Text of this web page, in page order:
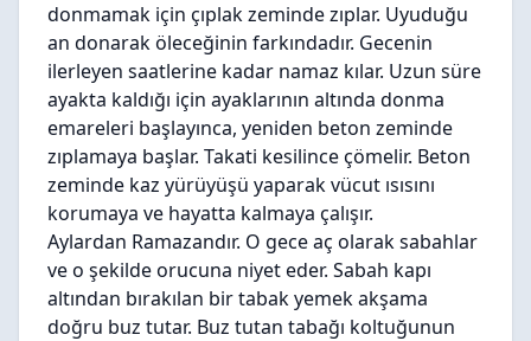
donmamak için çıplak zeminde zıplar. Uyuduğu
an donarak öleceğinin farkındadır. Gecenin
ilerleyen saatlerine kadar namaz kılar. Uzun süre
ayakta kaldığı için ayaklarının altında donma
emareleri başlayınca, yeniden beton zeminde
zıplamaya başlar. Takati kesilince çömelir. Beton
zeminde kaz yürüyüşü yaparak vücut ısısını
korumaya ve hayatta kalmaya çalışır.
Aylardan Ramazandır. O gece aç olarak sabahlar
ve o şekilde orucuna niyet eder. Sabah kapı
altından bırakılan bir tabak yemek akşama
doğru buz tutar. Buz tutan tabağı koltuğunun